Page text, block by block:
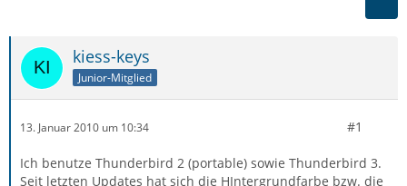
kiess-keys
Junior-Mitglied
13. Januar 2010 um 10:34 #1
Ich benutze Thunderbird 2 (portable) sowie Thunderbird 3.
Seit letzten Updates hat sich die HIntergrundfarbe bzw. die